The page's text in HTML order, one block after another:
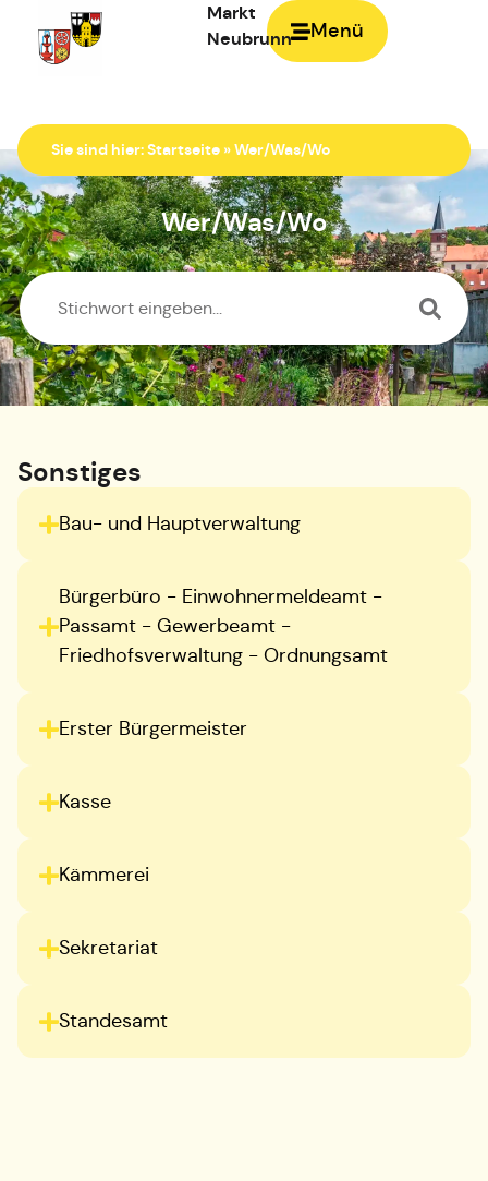
Menü
Markt
Neubrunn
Zur Startseite
Sie sind hier:Startseite »Wer/Was/Wo
Wer/Was/Wo
Sonstiges
Bau- und Hauptverwaltung
Bürgerbüro - Einwohnermeldeamt -
Passamt - Gewerbeamt -
Friedhofsverwaltung - Ordnungsamt
Erster Bürgermeister
Kasse
Kämmerei
Sekretariat
Standesamt